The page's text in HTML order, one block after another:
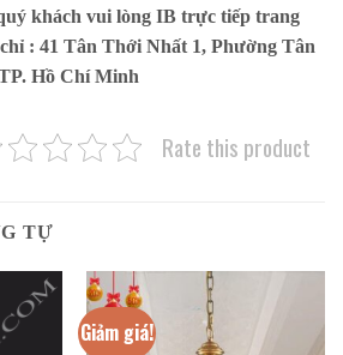
khách vui lòng IB trực tiếp trang
: 41 Tân Thới Nhất 1, Phường Tân
Hồ Chí Minh
Rate this product
TỰ
Giảm giá!